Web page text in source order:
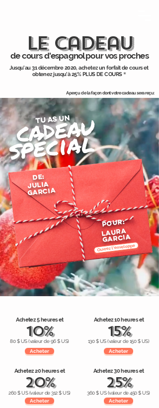
le cadeau
de cours d'espagnol pour vos proches
Jusqu'au 31 décembre 2020, achetez un forfait de cours et
obtenez jusqu'à 25% PLUS DE COURS *
Aperçu de la façon dont votre cadeau sera reçu:
tu as un
cadeau
spécial
Ouvrez l'enveloppe
De:
JuLIA
POUR:
garcia
LAURA
garcia
Achetez 5 heures et
10%
80 $ US (valeur de 96 $ US)
Acheter
Achetez 20 heures et
20%
260 $ US (valeur de 312 $ US)
Acheter
Achetez 10 heures et
15%
130 $ US (valeur de 150 $ US)
Acheter
Achetez 30 heures et
25%
360 $ US (valeur de 450 $ US)
Acheter